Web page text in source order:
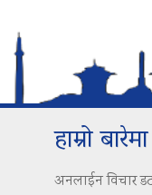
हाम्रो बारेमा
अनलाईन विचार